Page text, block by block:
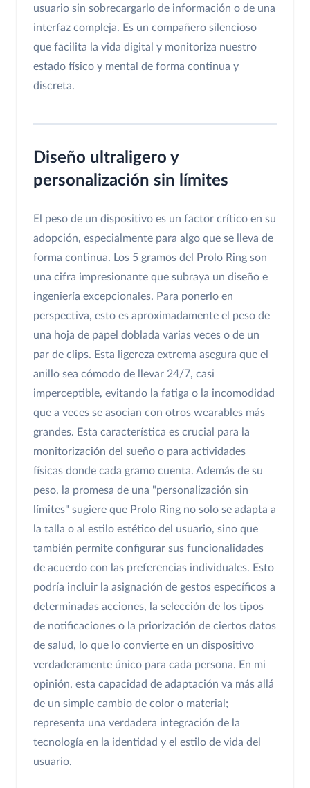
usuario sin sobrecargarlo de información o de una
interfaz compleja. Es un compañero silencioso
que facilita la vida digital y monitoriza nuestro
estado físico y mental de forma continua y
discreta.
Diseño ultraligero y
personalización sin límites
El peso de un dispositivo es un factor crítico en su
adopción, especialmente para algo que se lleva de
forma continua. Los 5 gramos del Prolo Ring son
una cifra impresionante que subraya un diseño e
ingeniería excepcionales. Para ponerlo en
perspectiva, esto es aproximadamente el peso de
una hoja de papel doblada varias veces o de un
par de clips. Esta ligereza extrema asegura que el
anillo sea cómodo de llevar 24/7, casi
imperceptible, evitando la fatiga o la incomodidad
que a veces se asocian con otros wearables más
grandes. Esta característica es crucial para la
monitorización del sueño o para actividades
físicas donde cada gramo cuenta. Además de su
peso, la promesa de una "personalización sin
límites" sugiere que Prolo Ring no solo se adapta a
la talla o al estilo estético del usuario, sino que
también permite configurar sus funcionalidades
de acuerdo con las preferencias individuales. Esto
podría incluir la asignación de gestos específicos a
determinadas acciones, la selección de los tipos
de notificaciones o la priorización de ciertos datos
de salud, lo que lo convierte en un dispositivo
verdaderamente único para cada persona. En mi
opinión, esta capacidad de adaptación va más allá
de un simple cambio de color o material;
representa una verdadera integración de la
tecnología en la identidad y el estilo de vida del
usuario.